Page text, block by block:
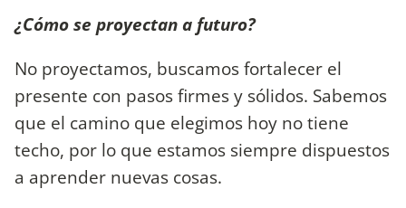
¿Cómo se proyectan a futuro?
No proyectamos, buscamos fortalecer el
presente con pasos firmes y sólidos. Sabemos
que el camino que elegimos hoy no tiene
techo, por lo que estamos siempre dispuestos
a aprender nuevas cosas.